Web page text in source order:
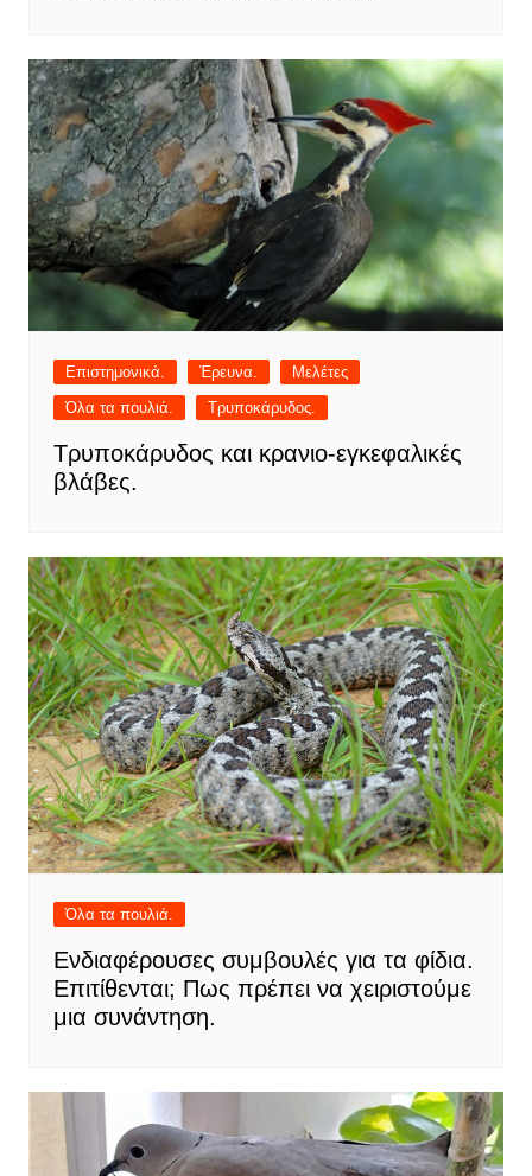
Επιστημονικά. Έρευνα.
Μελέτες
Όλα τα πουλιά.
Τρυποκάρυδος.
Τρυποκάρυδος και κρανιο-εγκεφαλικές
βλάβες.
Όλα τα πουλιά.
Ενδιαφέρουσες συμβουλές για τα φίδια.
Επιτίθενται; Πως πρέπει να χειριστούμε
μια συνάντηση.